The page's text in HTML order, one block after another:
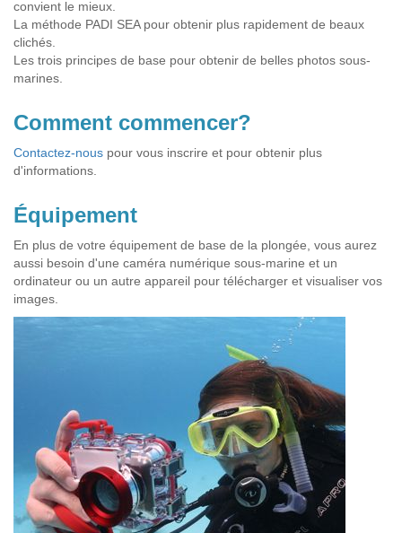
convient le mieux.
La méthode PADI SEA pour obtenir plus rapidement de beaux
clichés.
Les trois principes de base pour obtenir de belles photos sous-
marines.
Comment commencer?
Contactez-nous pour vous inscrire et pour obtenir plus
d'informations.
Équipement
En plus de votre équipement de base de la plongée, vous aurez
aussi besoin d'une caméra numérique sous-marine et un
ordinateur ou un autre appareil pour télécharger et visualiser vos
images.